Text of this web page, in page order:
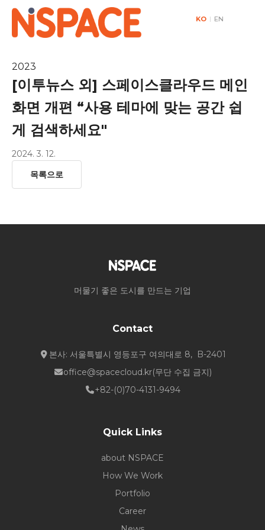
KO | EN
2023
[이투뉴스 외] 스페이스클라우드 메인
화면 개편 “사용 테마에 맞는 공간 쉽
게 검색하세요"
2024. 3. 12.
목록으로
머물기 좋은 도시를 만드는 기업
Contact
본사: 서울특별시 영등포구 여의대로 8, B-2401
office@spacecloud.kr(무단 수집 금지)
+82-(0)70-4131-9494
Quick Links
about NSPACE
How We Work
Portfolio
Career